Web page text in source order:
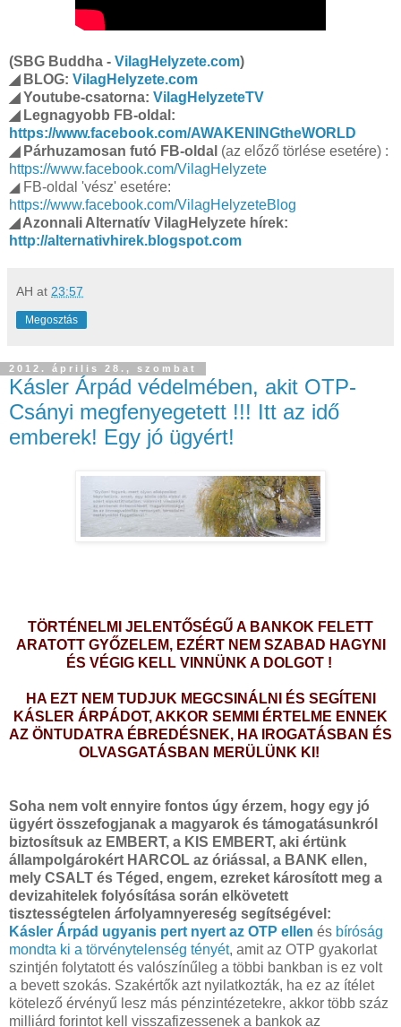
(SBG Buddha - VilagHelyzete.com)
◢ BLOG: VilagHelyzete.com
◢ Youtube-csatorna: VilagHelyzeteTV
◢ Legnagyobb FB-oldal:
https://www.facebook.com/AWAKENINGtheWORLD
◢ Párhuzamosan futó FB-oldal (az előző törlése esetére) :
https://www.facebook.com/VilagHelyzete
◢ FB-oldal 'vész' esetére:
https://www.facebook.com/VilagHelyzeteBlog
◢ Azonnali Alternatív VilagHelyzete hírek:
http://alternativhirek.blogspot.com
AH at 23:57
Megosztás
2012. április 28., szombat
Kásler Árpád védelmében, akit OTP-
Csányi megfenyegetett !!! Itt az idő
emberek! Egy jó ügyért!
TÖRTÉNELMI JELENTŐSÉGŰ A BANKOK FELETT
ARATOTT GYŐZELEM, EZÉRT NEM SZABAD HAGYNI
ÉS VÉGIG KELL VINNÜNK A DOLGOT !
HA EZT NEM TUDJUK MEGCSINÁLNI ÉS SEGÍTENI
KÁSLER ÁRPÁDOT, AKKOR SEMMI ÉRTELME ENNEK
AZ ÖNTUDATRA ÉBREDÉSNEK, HA IROGATÁSBAN ÉS
OLVASGATÁSBAN MERÜLÜNK KI!
Soha nem volt ennyire fontos úgy érzem, hogy egy jó
ügyért összefogjanak a magyarok és támogatásunkról
biztosítsuk az EMBERT, a KIS EMBERT, aki értünk
állampolgárokért HARCOL az óriással, a BANK ellen,
mely CSALT és Téged, engem, ezreket károsított meg a
devizahitelek folyósítása során elkövetett
tisztességtelen árfolyamnyereség segítségével:
Kásler Árpád ugyanis pert nyert az OTP ellen és bíróság
mondta ki a törvénytelenség tényét, amit az OTP gyakorlat
szintjén folytatott és valószínűleg a többi bankban is ez volt
a bevett szokás. Szakértők azt nyilatkozták, ha ez az ítélet
kötelező érvényű lesz más pénzintézetekre, akkor több száz
milliárd forintot kell visszafizessenek a bankok az